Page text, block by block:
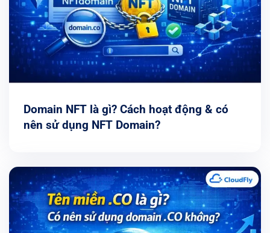
Domain NFT là gì? Cách hoạt động & có
nên sử dụng NFT Domain?